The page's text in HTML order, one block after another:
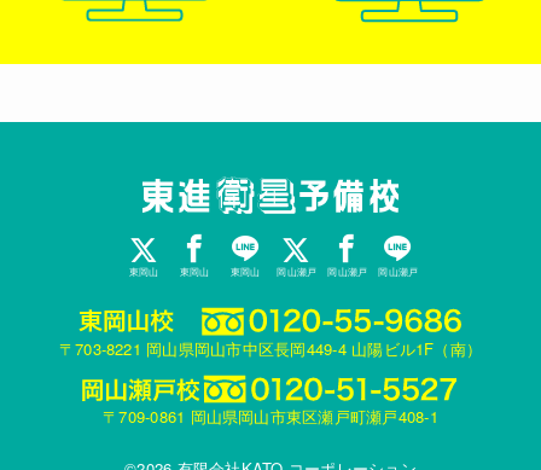
東岡山 東岡山 東岡山 岡山瀬戸 岡山瀬戸 岡山瀬戸
〒703-8221 岡山県岡山市中区長岡449-4 山陽ビル1F（南）
〒709-0861 岡山県岡山市東区瀬戸町瀬戸408-1